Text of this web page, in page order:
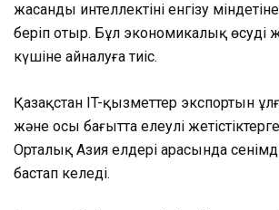
жасанды интеллектіні енгізу
беріп отыр. Бұл экономикалық өсудің
күшіне айналуға тиіс.
Қазақстан IT-қызметтер экспортын
және осы бағытта елеулі
Орталық Азия елдері арасында
бастап келеді.